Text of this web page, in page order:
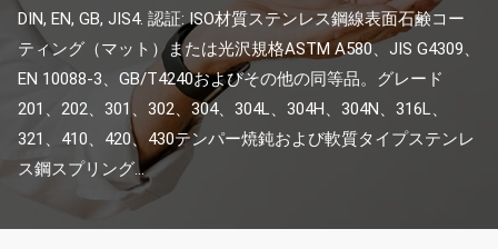
DIN, EN, GB, JIS4. 認証: ISO材質ステンレス鋼線表面石鹸コー
ティング（マット）または光沢規格ASTM A580、JIS G4309、
EN 10088-3、GB/T4240およびその他の同等品。グレード
201、202、301、302、304、304L、304H、304N、316L、
321、410、420、430テンパー焼鈍および軟質タイプステンレ
ス鋼スプリング...